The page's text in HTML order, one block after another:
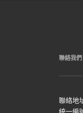
聯絡我們
聯絡地